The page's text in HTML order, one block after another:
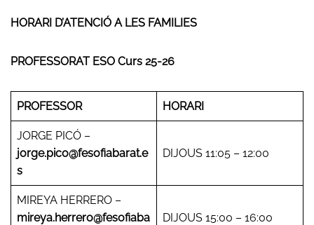
HORARI D’ATENCIÓ A LES FAMILIES
PROFESSORAT ESO Curs 25-26
PROFESSOR HORARI
JORGE PICÓ –
jorge.pico@fesofiabarat.e
s
DIJOUS 11:05 – 12:00
MIREYA HERRERO –
mireya.herrero@fesofiaba
DIJOUS 15:00 – 16:00